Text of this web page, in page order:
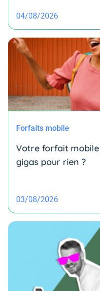
04/08/2026
Forfaits mobile
Votre forfait
gigas pour rien ?
03/08/2026